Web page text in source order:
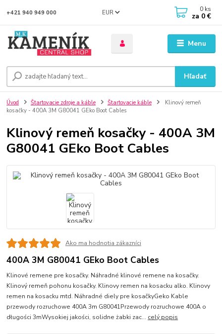
Menu
EUR
Hľadať
+421 940 949 000 0 ks
za 0 €
Úvod Štartovacie zdroje a káble Štartovacie káble
Klinový remeň
kosačky - 400A 3M G80041 GEko Boot Cables
Klinový remeň kosačky - 400A 3M
G80041 GEko Boot Cables
Ako ma hodnotia zákazníci
400A 3M G80041 GEko Boot Cables
Klinové remene pre kosačky. Náhradné klinové remene na kosačky.
Klinový remeň pohonu kosačky. Klinovy remen na kosacku alko. Klinovy
remen na kosacku mtd. Náhradné diely pre kosačkyGeko Kable
przewody rozruchowe 400A 3m G80041Przewody rozruchowe 400A o
długości 3mWysokiej jakości, solidne żabki zac... celý popis